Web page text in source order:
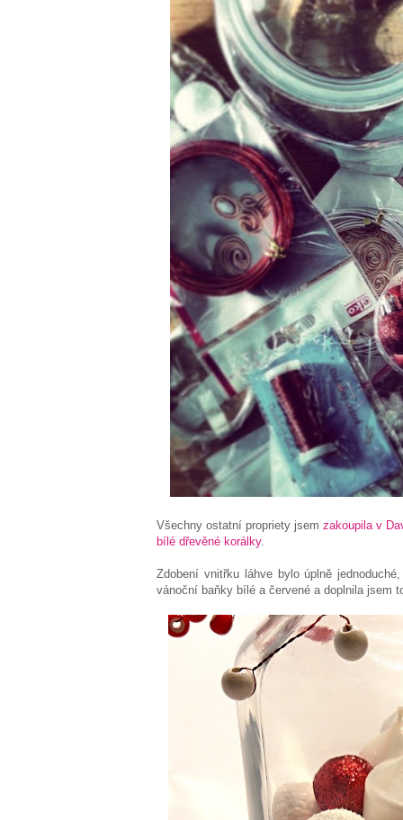
Všechny ostatní propriety jsem zakoupila v
bílé dřevěné korálky.
Zdobení vnitřku láhve bylo úplně
vánoční baňky bílé a červené a doplnila jsem